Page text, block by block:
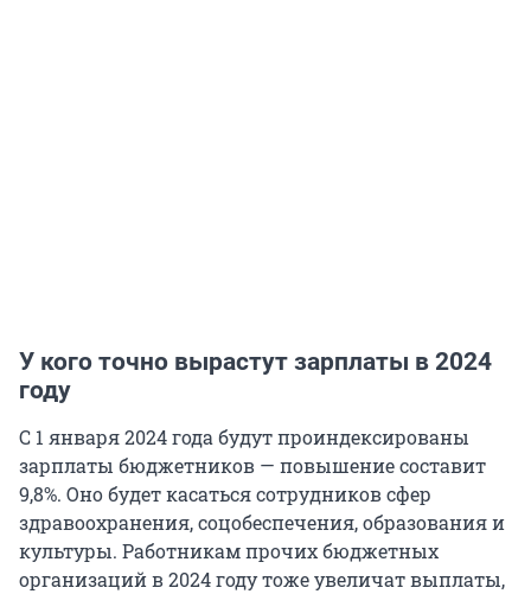
У кого точно вырастут зарплаты в 2024
году
С 1 января 2024 года будут проиндексированы
зарплаты бюджетников — повышение составит
9,8%. Оно будет касаться сотрудников сфер
здравоохранения, соцобеспечения, образования и
культуры. Работникам прочих бюджетных
организаций в 2024 году тоже увеличат выплаты,